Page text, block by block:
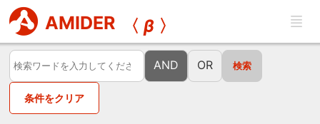
AMIDER 〈β 〉
AND OR
条件をクリア